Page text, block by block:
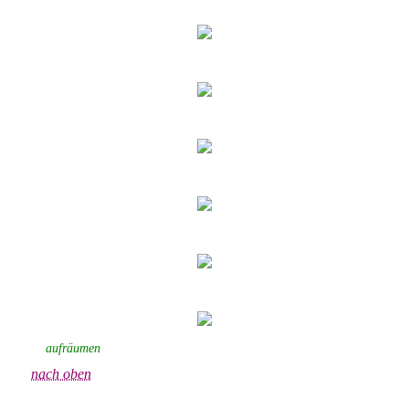
aufräumen
nach oben